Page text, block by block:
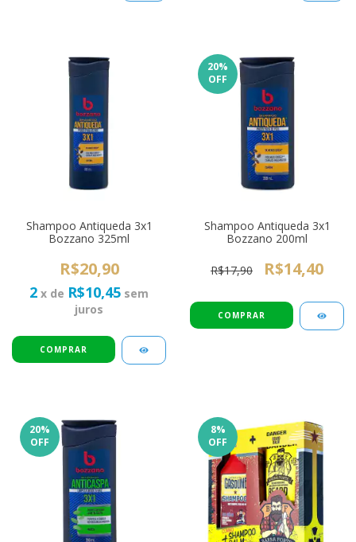
Shampoo Antiqueda 3x1
Bozzano 325ml
R$20,90
2 x de R$10,45 sem
juros
20%
OFF
Shampoo Antiqueda 3x1
Bozzano 200ml
R$17,90 R$14,40
20%
OFF
8%
OFF